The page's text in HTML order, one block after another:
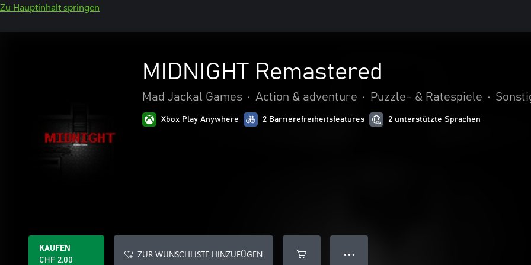
Zu Hauptinhalt springen
MIDNIGHT Remastered
Mad Jackal Games • Action & adventure • Puzzle- & Ratespiele •
Xbox Play Anywhere 2 Barrierefreiheitsfeatures 2 unterstützte Sprachen
KAUFEN
CHF 2.00
ZUR WUNSCHLISTE HINZUFÜGEN ● ● ●